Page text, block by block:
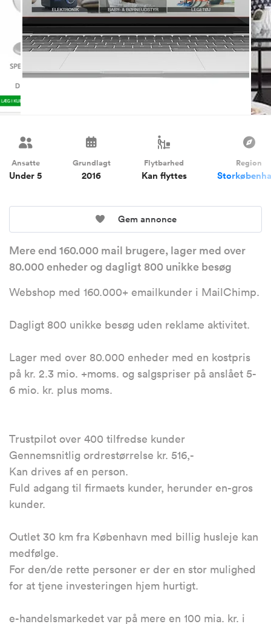
Ansatte
Under 5
Grundlagt
2016
Flytbarhed
Kan flyttes
Region
Gem annonce
Mere end 160.000 mail brugere, lager med over
80.000 enheder og dagligt 800 unikke besøg
Webshop med 160.000+ emailkunder i MailChimp.
Dagligt 800 unikke besøg uden reklame aktivitet.
Lager med over 80.000 enheder med en kostpris
på kr. 2.3 mio. +moms. og salgspriser på anslået 5-
6 mio. kr. plus moms.
Trustpilot over 400 tilfredse kunder
Gennemsnitlig ordrestørrelse kr. 516,-
Kan drives af en person.
Fuld adgang til firmaets kunder, herunder en-gros
kunder.
Outlet 30 km fra København med billig husleje kan
medfølge.
For den/de rette personer er der en stor mulighed
for at tjene investeringen hjem hurtigt.
e-handelsmarkedet var på mere en 100 mia. kr. i